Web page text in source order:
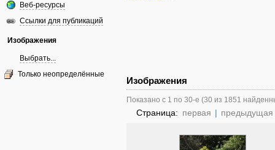
Веб-ресурсы
Ссылки для публикаций
Изображения
Выбрать...
Только неопределённые
Изображения
Показано с 1 по 30-е (30 из 1851
Страница: первая | предыдущая